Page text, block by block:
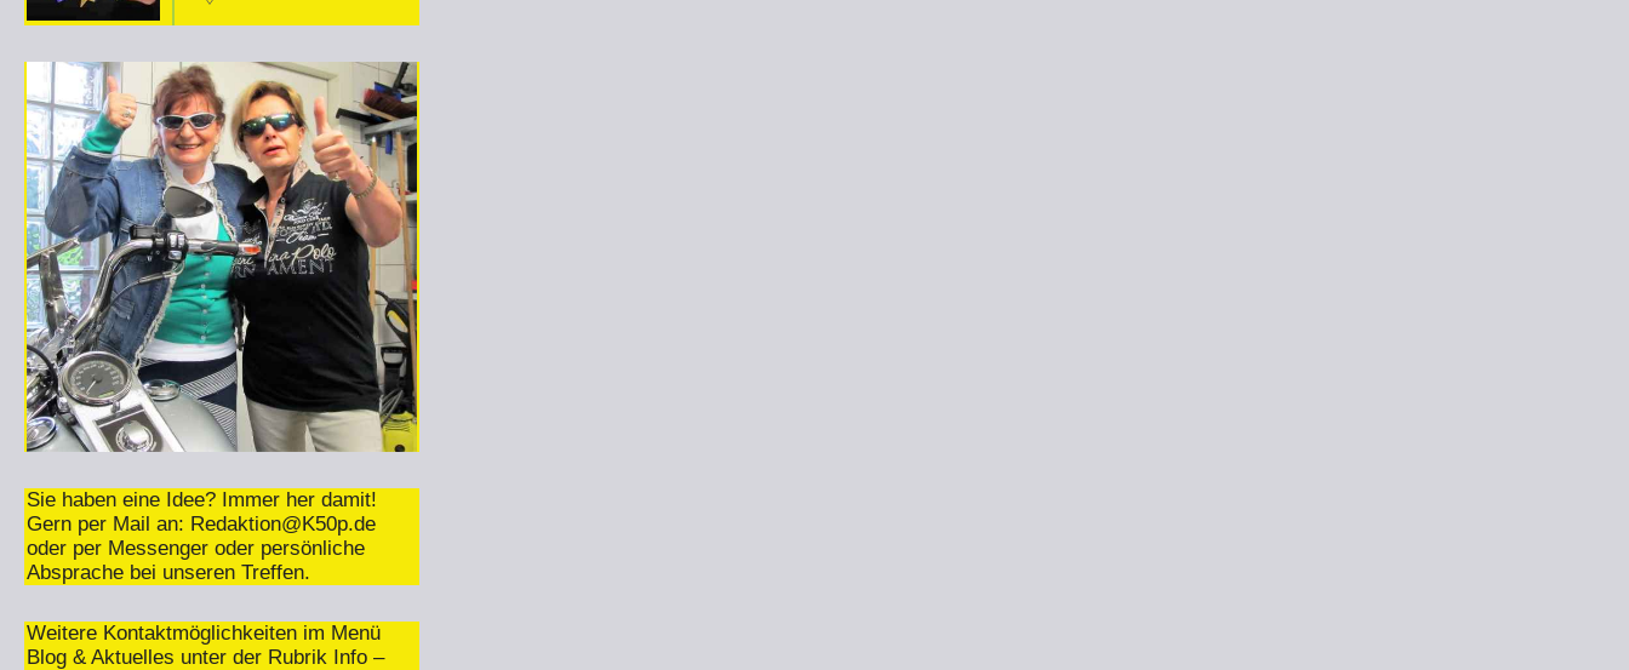
Sie haben eine Idee? Immer her damit!
Gern per Mail an: Redaktion@K50p.de
oder per Messenger oder persönliche
Absprache bei unseren Treffen.
Weitere Kontaktmöglichkeiten im Menü
Blog & Aktuelles unter der Rubrik Info –